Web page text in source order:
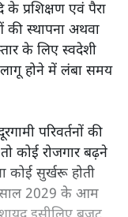
प्रशिक्षण एवं पैरा
स्थापना अथवा
के लिए स्वदेशी
होने में लंबा समय
परिवर्तनों की
कोई रोजगार बढ़ने
सुर्खरू होती
साल 2029 के आम